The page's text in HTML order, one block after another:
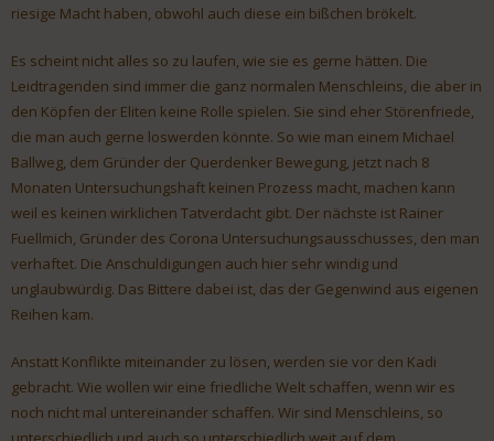
riesige Macht haben, obwohl auch diese ein bißchen brökelt.
Es scheint nicht alles so zu laufen, wie sie es gerne hätten. Die
Leidtragenden sind immer die ganz normalen Menschleins, die aber in
den Köpfen der Eliten keine Rolle spielen. Sie sind eher Störenfriede,
die man auch gerne loswerden könnte. So wie man einem Michael
Ballweg, dem Gründer der Querdenker Bewegung, jetzt nach 8
Monaten Untersuchungshaft keinen Prozess macht, machen kann
weil es keinen wirklichen Tatverdacht gibt. Der nächste ist Rainer
Fuellmich, Gründer des Corona Untersuchungsausschusses, den man
verhaftet. Die Anschuldigungen auch hier sehr windig und
unglaubwürdig. Das Bittere dabei ist, das der Gegenwind aus eigenen
Reihen kam.
Anstatt Konflikte miteinander zu lösen, werden sie vor den Kadi
gebracht. Wie wollen wir eine friedliche Welt schaffen, wenn wir es
noch nicht mal untereinander schaffen. Wir sind Menschleins, so